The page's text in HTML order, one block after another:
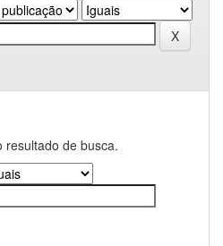
resultado de busca.